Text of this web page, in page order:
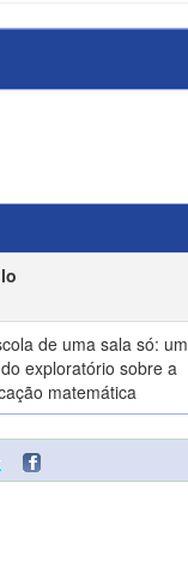
de uma sala só: um
exploratório sobre a
matemática